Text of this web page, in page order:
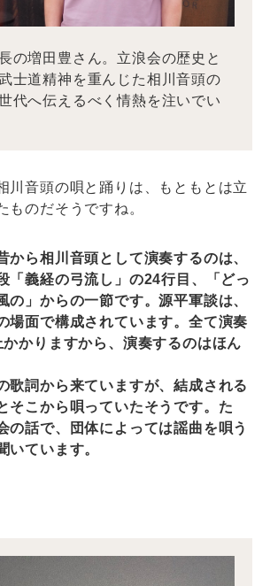
の増田豊さん。立浪会の歴史と
士道精神を重んじた相川音頭の
代へ伝えるべく情熱を注いでい
川音頭の唄と踊りは、もともとは立
ものだそうですね。
ら相川音頭として演奏するのは、
「義経の弓流し」の24行目、「どっ
の」からの一節です。源平軍談は、
場面で構成されています。全て演奏
かりますから、演奏するのはほん
歌詞から来ていますが、結成される
そこから唄っていたそうです。た
の話で、団体によっては謡曲を唄う
いています。